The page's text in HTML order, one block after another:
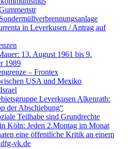
in Leverkusen / Antrag auf
13. August 1961 bis 9.
1989
– Frontex
USA und Mexiko
Leverkusen Alkenrath:
der Abschiebung“
Teilhabe sind Grundrechte
Köln: Jeden 2.Montag im Monat
eine öffentliche Kritik an einem
vk.de